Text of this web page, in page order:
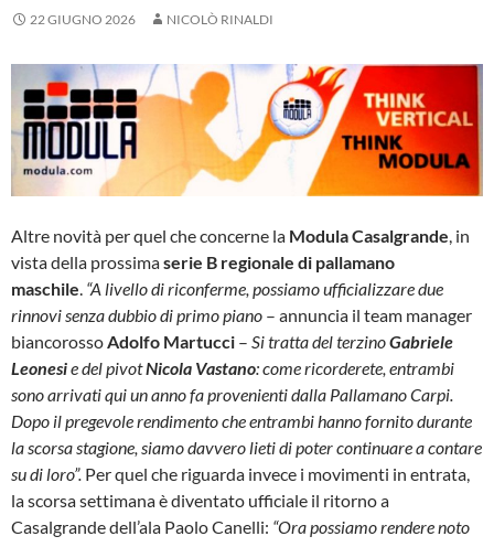
22 GIUGNO 2026 NICOLÒ RINALDI
Altre novità per quel che concerne la Modula Casalgrande , in
vista della prossimaserie B regionale di pallamano
maschile “A livello di riconferme, possiamo ufficializzare due
rinnovi senza dubbio di primo piano – annuncia il team manager
biancorosso Adolfo Martucci – Si tratta del terzinoGabriele
Leonesie del pivotNicola Vastano: come ricorderete, entrambi
sono arrivati qui un anno fa provenienti dalla Pallamano Carpi.
Dopo il pregevole rendimento che entrambi hanno fornito durante
la scorsa stagione, siamo davvero lieti di poter continuare a contare
su di loro”. Per quel che riguarda invece i movimenti in entrata,
la scorsa settimana è diventato ufficiale il ritorno a
Casalgrande dell’ala Paolo Canelli: “Ora possiamo rendere noto